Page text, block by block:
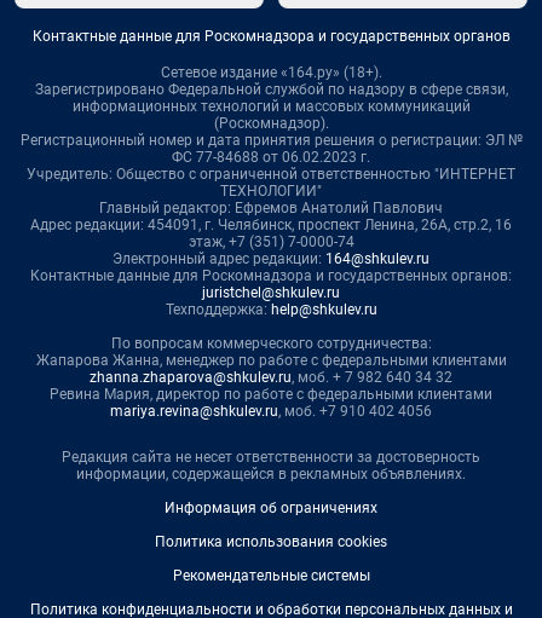
Контактные данные для Роскомнадзора и государственных органов
Сетевое издание «164.ру» (18+).
Зарегистрировано Федеральной службой по надзору в сфере связи,
информационных технологий и массовых коммуникаций
(Роскомнадзор).
Регистрационный номер и дата принятия решения о регистрации: ЭЛ №
ФС 77-84688 от 06.02.2023 г.
Учредитель: Общество с ограниченной ответственностью "ИНТЕРНЕТ
ТЕХНОЛОГИИ"
Главный редактор: Ефремов Анатолий Павлович
Адрес редакции: 454091, г. Челябинск, проспект Ленина, 26А, стр.2, 16
этаж, +7 (351) 7-0000-74
Электронный адрес редакции: 164@shkulev.ru
Контактные данные для Роскомнадзора и государственных органов:
juristchel@shkulev.ru
Техподдержка: help@shkulev.ru
По вопросам коммерческого сотрудничества:
Жапарова Жанна, менеджер по работе с федеральными клиентами
zhanna.zhaparova@shkulev.ru, моб. + 7 982 640 34 32
Ревина Мария, директор по работе с федеральными клиентами
mariya.revina@shkulev.ru, моб. +7 910 402 4056
Редакция сайта не несет ответственности за достоверность
информации, содержащейся в рекламных объявлениях.
Информация об ограничениях
Политика использования cookies
Рекомендательные системы
Политика конфиденциальности и обработки персональных данных и